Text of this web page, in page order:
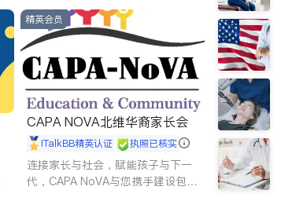
精英会员
CAPA NOVA北维华裔家长会
iTalkBB精英认证 执照已核实
连接家长与社会，赋能孩子与下一
代，CAPA NoVA与您携手建设包